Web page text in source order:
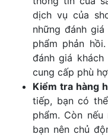
dịch vụ của
những đánh
phẩm phản
đánh giá
cung cấp phù
Kiểm tra hàng
tiếp, bạn có
phẩm. Còn
bạn nên chủ